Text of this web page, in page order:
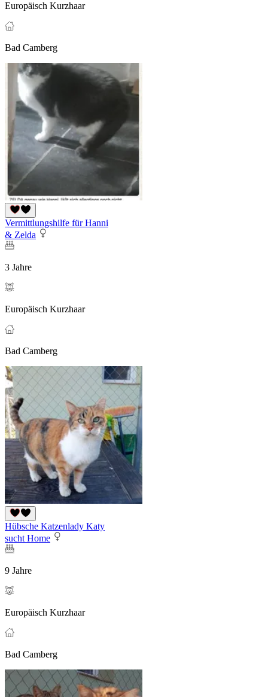
Europäisch Kurzhaar
Bad Camberg
Vermittlungshilfe für Hanni
& Zelda
3 Jahre
Europäisch Kurzhaar
Bad Camberg
Hübsche Katzenlady Katy
sucht Home
9 Jahre
Europäisch Kurzhaar
Bad Camberg